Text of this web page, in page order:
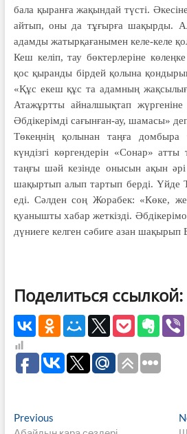
бала қыранға жақындай түсті.
айтып, оны да тұғырға шақырды.
адамды жатырқағанымен келе-келе
Кеш келіп, тау бөктерлеріне
қос қыранды бірдей қолына
«Құс екеш құс та адамның
Атажұртты айналшықтап жүргеніне
Әбдікерімді сағынған-ау, шамасы»
Төкеңнің қолынан таңға
күндізгі көргендерін «Сонар» атты
таңғы шәй кезінде онысын ақын әрі
шақыртып алып тартып берді. Үйде
еді. Сәлден соң Жорабек: «Көке,
қуанышты хабар жеткізді.
дүниеге келген сәбиге азан шақырып
Поделиться ссылкой:
Навигация
PreviousPrevious